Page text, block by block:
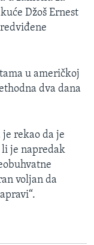
Džoš Ernest
u američkoj
dva dana
rekao da je
li je napredak
voljan da